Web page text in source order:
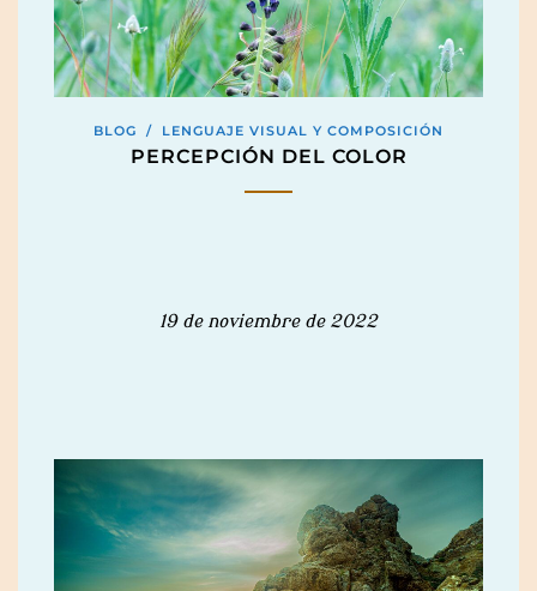
BLOG / LENGUAJE VISUAL Y COMPOSICIÓN
PERCEPCIÓN DEL COLOR
19 de noviembre de 2022